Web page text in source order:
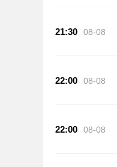
21:30 08-08
22:00 08-08
22:00 08-08